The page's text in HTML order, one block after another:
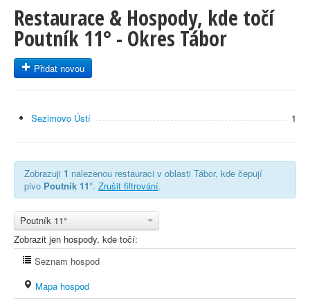
Restaurace & Hospody, kde točí
Poutník 11° - Okres Tábor
Přidat novou
Sezimovo Ústí 1
Zobrazuji 1 nalezenou restauraci v oblasti Tábor, kde čepují
pivo Poutník 11°. Zrušit filtrování.
Poutník 11°
Zobrazit jen hospody, kde točí:
Seznam hospod
Mapa hospod